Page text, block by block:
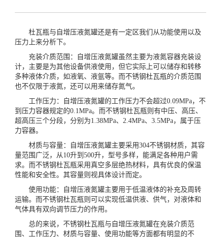
杜瓦瓶与自增压液氮罐还是有一定区我们从功能使用以及
压力上来分析下。
充装介质范围：自增压液氮罐虽然主要为液氮容器充装设
计，主要是为其他设备供液使用，但它实际上可以储存和转移
多种液体介质，如液氧、液氩等。而不锈钢杜瓦瓶的介质范围
也不仅限于液氮，还可以用来储存氮气。
工作压力：自增压液氮罐的工作压力不会超过0.09MPa，不
到压力容器规定的0.1MPa。而不锈钢杜瓦瓶则有中压、高压、
超高压三个分段，分别为1.38MPa、2.4MPa、3.5MPa，属于压
力容器。
材质与容量：自增压液氮罐主要采用304不锈钢材质，其容
量范围广泛，从10升到500升，型号多样，能满足各种用户需
求。而不锈钢杜瓦瓶采用真空多层绝热材料，具有优良的保温
性能和安全性。其容量则视具体设计而定。
使用功能：自增压液氮罐主要用于低温液体的补充及周转
运输。而不锈钢杜瓦瓶则可以实现低温供液、供气，对液体和
气体具有双向调节压力的作用。
总的来说，不锈钢杜瓦瓶与 自增压液氮罐在充装介质范
围、工作压力、材质与容量、使用功能等方面都有明显的不